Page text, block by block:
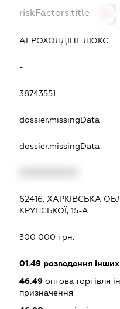
riskFactors.title
АГРОХОЛДІНГ ЛЮКС
-
38743551
dossier.missingData
dossier.missingData
62416, ХАРКІВСЬКА
КРУПСЬКОЇ, 15-А
300 000 грн.
01.49 розведення
46.49 оптова торгівля
призначення